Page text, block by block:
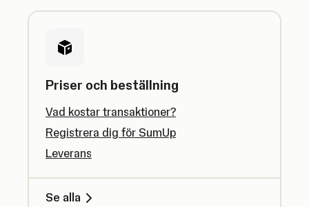
Priser och beställning
Vad kostar transaktioner?
Registrera dig för SumUp
Leverans
Se alla